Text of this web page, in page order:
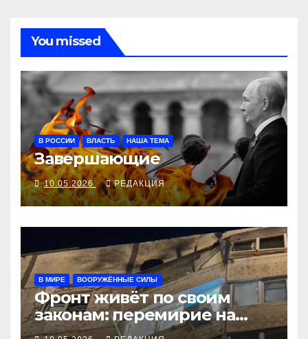
You missed
В РОССИИ ВЛАСТЬ НАША ТЕМА
Завершающие
10.05.2026 РЕДАКЦИЯ
В МИРЕ ВООРУЖЁННЫЕ СИЛЫ
Фронт живёт по своим
законам: перемирие на
словах, атаки на земле